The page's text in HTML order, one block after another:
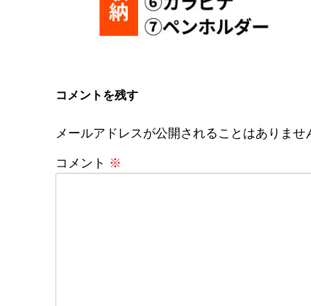
コメントを残す
メールアドレスが公開されることはありませ
コメント ※